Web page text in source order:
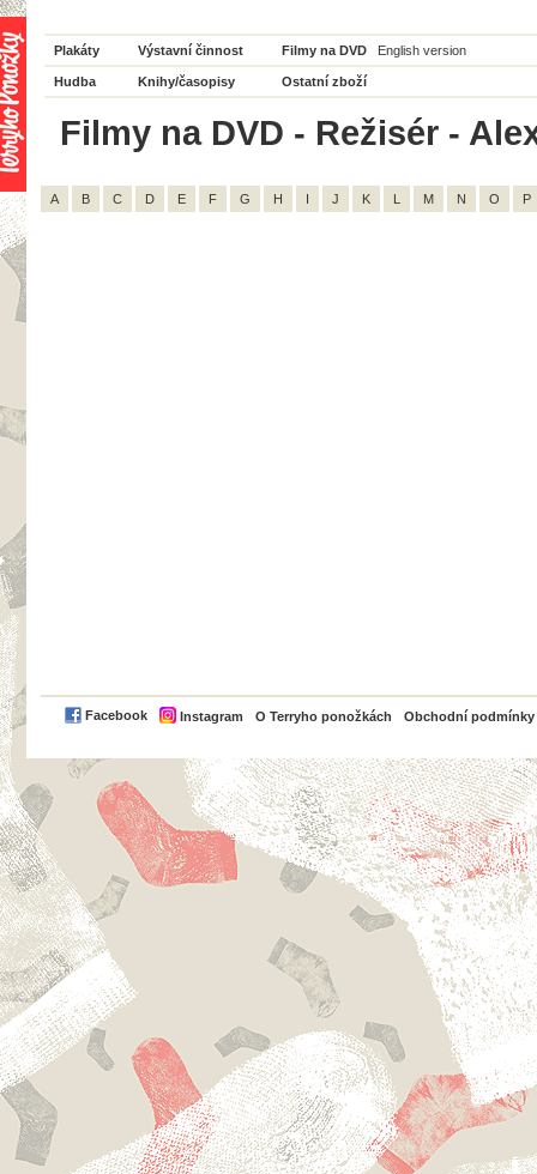
Plakáty Výstavní činnost Filmy na DVD English version
Hudba Knihy/časopisy Ostatní zboží
Filmy na DVD - Režisér -
A B C D E F G H I J K L M N O P
Facebook Instagram O Terryho ponožkách Obchodní podmínky
PayPal